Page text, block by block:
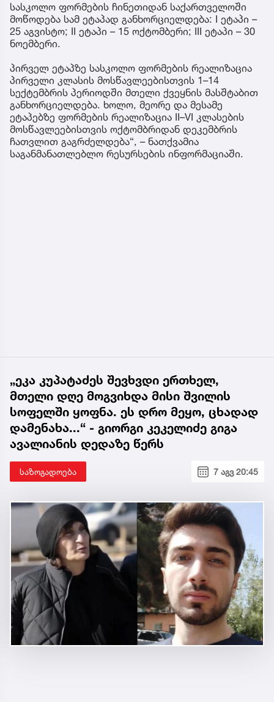
სასკოლო ფორმების ჩინეთიდან საქართველოში
მოწოდება სამ ეტაპად განხორციელდება: I ეტაპი –
25 აგვისტო; II ეტაპი – 15 ოქტომბერი; III ეტაპი – 30
ნოემბერი.
პირველ ეტაპზე სასკოლო ფორმების რეალიზაცია
პირველი კლასის მოსწავლეებისთვის 1–14
სექტემბრის პერიოდში მთელი ქვეყნის მასშტაბით
განხორციელდება. ხოლო, მეორე და მესამე
ეტაპებზე ფორმების რეალიზაცია II–VI კლასების
მოსწავლეებისთვის ოქტომბრიდან დეკემბრის
ჩათვლით გაგრძელდება“, – ნათქვამია
საგანმანათლებლო რესურსების ინფორმაციაში.
„ეკა კუპატაძეს შევხვდი ერთხელ,
მთელი დღე მოგვიხდა მისი შვილის
სოფელში ყოფნა. ეს დრო მეყო, ცხადად
დამენახა...“ - გიორგი კეკელიძე გიგა
ავალიანის დედაზე წერს
საზოგადოება 7 აგვ 20:45